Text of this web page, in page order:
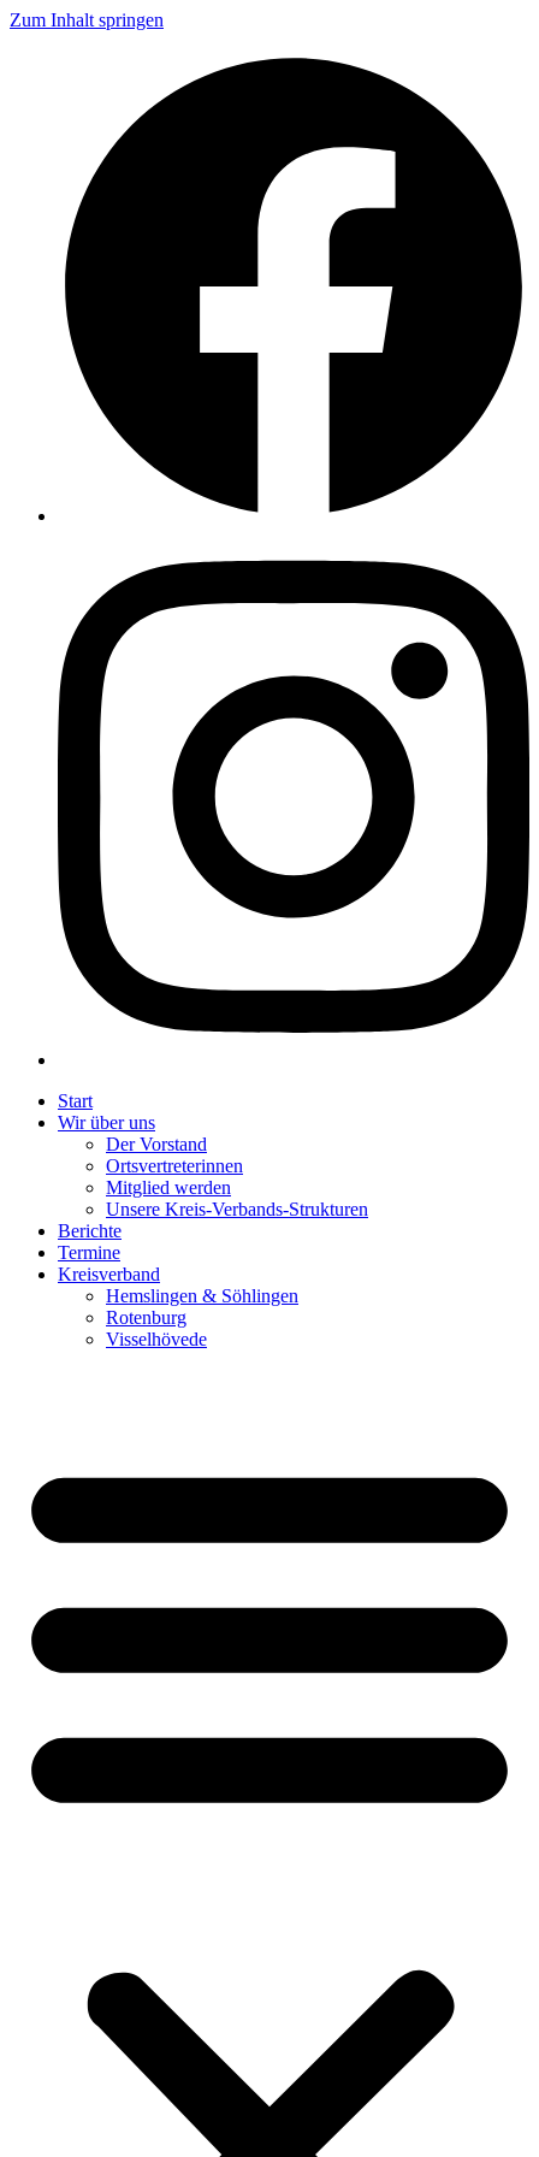
Zum Inhalt springen
Start
Wir über uns
Der Vorstand
Ortsvertreterinnen
Mitglied werden
Unsere Kreis-Verbands-Strukturen
Berichte
Termine
Kreisverband
Hemslingen & Söhlingen
Rotenburg
Visselhövede